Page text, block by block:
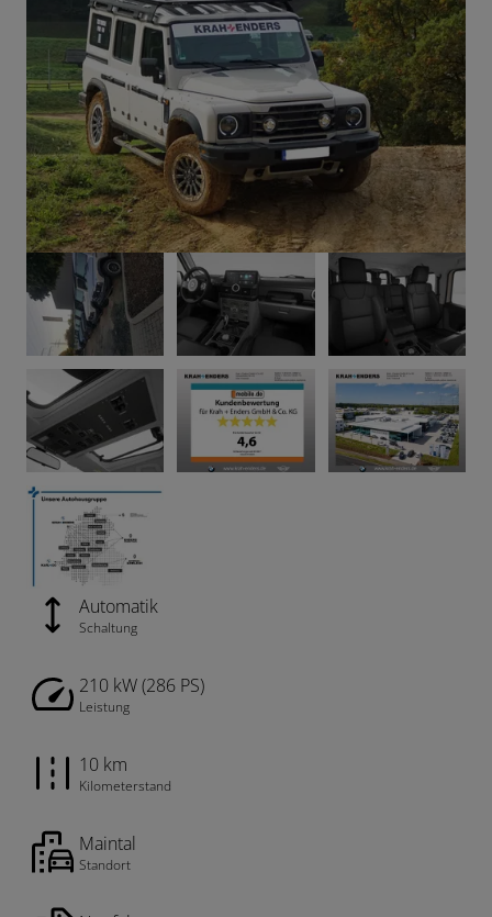
Automatik
Schaltung
210 kW (286 PS)
Leistung
10 km
Kilometerstand
Maintal
Standort